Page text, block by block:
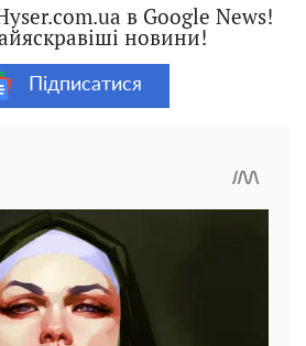
в Google News!
новини!
Підписатися